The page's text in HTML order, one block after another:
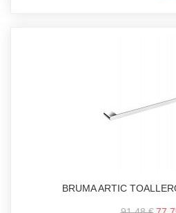
BRUMA ARTIC